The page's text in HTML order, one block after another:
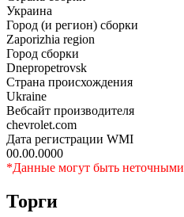
Украина
Город (и регион) сборки
Zaporizhia region
Город сборки
Dnepropetrovsk
Страна происхождения
Ukraine
Вебсайт производителя
chevrolet.com
Дата регистрации WMI
00.00.0000
*Данные могут быть неточными
Торги